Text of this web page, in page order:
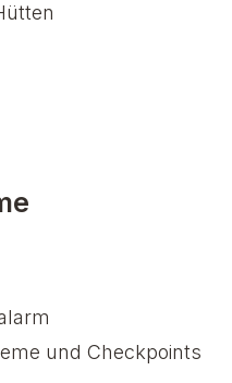
und Checkpoints